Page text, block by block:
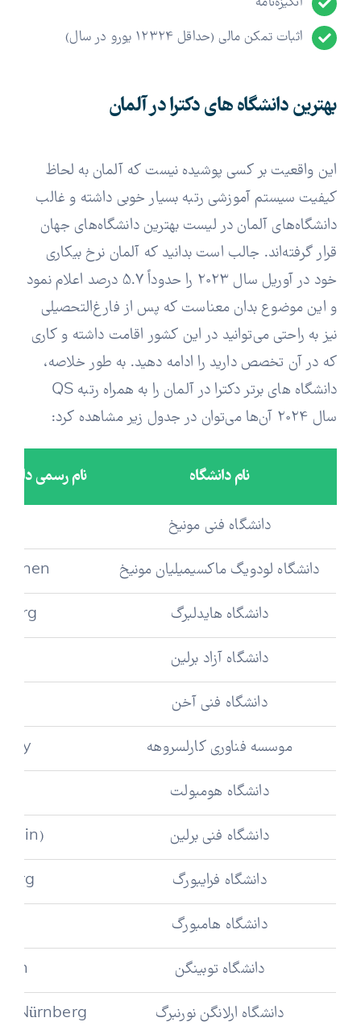
اثبات تمکن مالی (حداقل 12324 یورو در سال)
بهترین دانشگاه های دکترا در آلمان
این واقعیت بر کسی پوشیده نیست که آلمان به لحاظ
کیفیت سیستم آموزشی رتبه بسیار خوبی داشته و غالب
دانشگاه‌های آلمان در لیست بهترین دانشگاه‌های جهان
قرار گرفته‌اند. جالب است بدانید که آلمان نرخ بیکاری
خود در آوریل سال 2023 را حدوداً 5.7 درصد اعلام نمود
و این موضوع بدان معناست که پس از فارغ‌التحصیلی
نیز به راحتی می‌توانید در این کشور اقامت داشته و کاری
که در آن تخصص دارید را ادامه دهید. به طور خلاصه،
دانشگاه های برتر دکترا در آلمان را به همراه رتبه QS
سال 2024 آن‌ها می‌توان در جدول زیر مشاهده کرد:
نام دانشگاه نام رسمی
دانشگاه فنی مونیخ
دانشگاه لودویگ ماکسیمیلیان مونیخ
دانشگاه هایدلبرگ
دانشگاه آزاد برلین
دانشگاه فنی آخن
موسسه فناوری کارلسروهه
دانشگاه هومبولت
دانشگاه فنی برلین
دانشگاه فرایبورگ
دانشگاه هامبورگ
دانشگاه توبینگن
دانشگاه ارلانگن نورنبرگ Nürnberg